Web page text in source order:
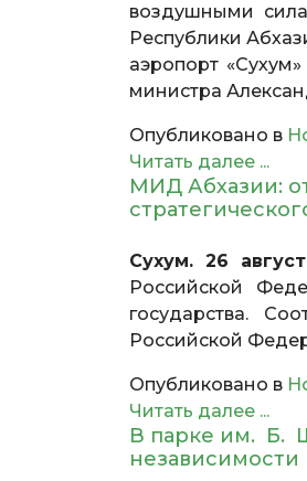
воздушными
Республики
аэропорт
министра
Опубликовано в
Читать далее ...
МИД Абхазии:
Сухум. 26
Российской
государства.
Российской
Опубликовано в
Читать далее ...
В парке им. Б.